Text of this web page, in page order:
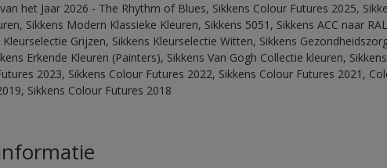
het Jaar 2026 - The Rhythm of Blues, Sikkens Colour Futures 2025,
Sikkens Modern Klassieke Kleuren, Sikkens 5051, Sikkens ACC naar
Kleurselectie Grijzen, Sikkens Kleurselectie Witten, Sikkens
Erkende Kleuren (Painters), Sikkens Van Gogh Collectie kleuren,
2023, Sikkens Colour Futures 2022, Sikkens Colour Futures 2021,
Sikkens Colour Futures 2018